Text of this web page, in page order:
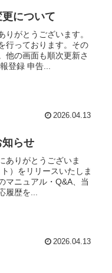
について
がとうございます。
行っております。その
他の画面も順次更新さ
登録 申告...
2026.04.13
らせ
ありがとうございま
）をリリースいたしま
マニュアル・Q&A、当
履歴を...
2026.04.13